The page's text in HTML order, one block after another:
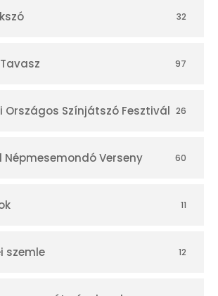
32
97
Országos Színjátszó Fesztivál 26
Népmesemondó Verseny 60
11
szemle 12